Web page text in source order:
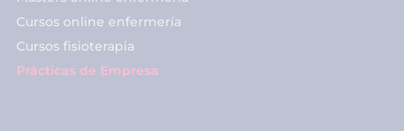
Cursos online enfermería
Cursos fisioterapia
Prácticas de Empresa